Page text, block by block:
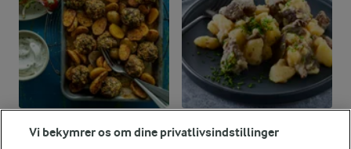
Kofta meatballs Skipperlabskovs
Vi bekymrer os om dine privatlivsindstillinger